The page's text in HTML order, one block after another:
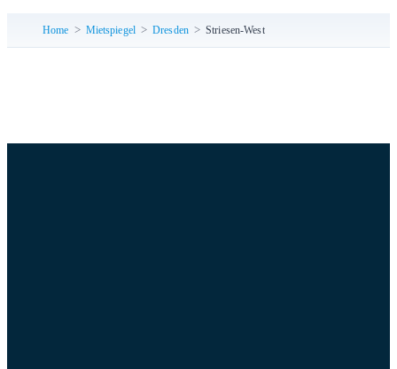
Home Mietspiegel Dresden Striesen-West